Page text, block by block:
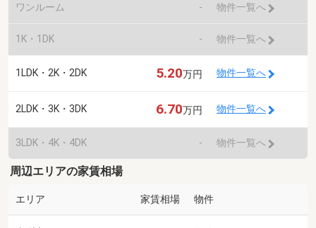
ワンルーム - 物件一覧へ
1K・1DK - 物件一覧へ
1LDK・2K・2DK 5.20万円 物件一覧へ
2LDK・3K・3DK 6.70万円 物件一覧へ
3LDK・4K・4DK - 物件一覧へ
周辺エリアの家賃相場
エリア 家賃相場 物件